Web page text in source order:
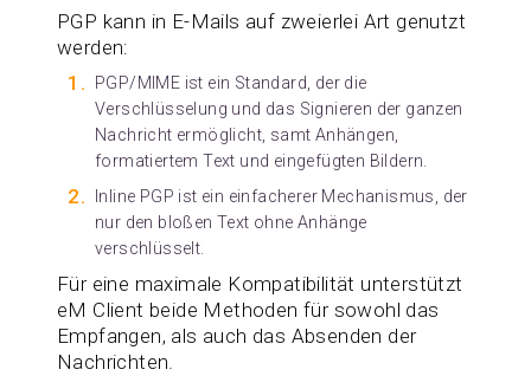
PGP kann in E-Mails auf zweierlei Art genutzt
werden:
PGP/MIME ist ein Standard, der die
Verschlüsselung und das Signieren der ganzen
Nachricht ermöglicht, samt Anhängen,
formatiertem Text und eingefügten Bildern.
Inline PGP ist ein einfacherer Mechanismus, der
nur den bloßen Text ohne Anhänge
verschlüsselt.
Für eine maximale Kompatibilität unterstützt
eM Client beide Methoden für sowohl das
Empfangen, als auch das Absenden der
Nachrichten.